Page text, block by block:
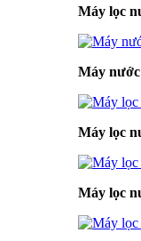
Máy lọc
Máy
Máy lọc
Máy lọc